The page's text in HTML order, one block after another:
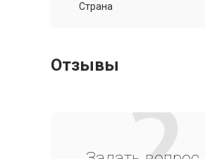
Страна
Отзывы